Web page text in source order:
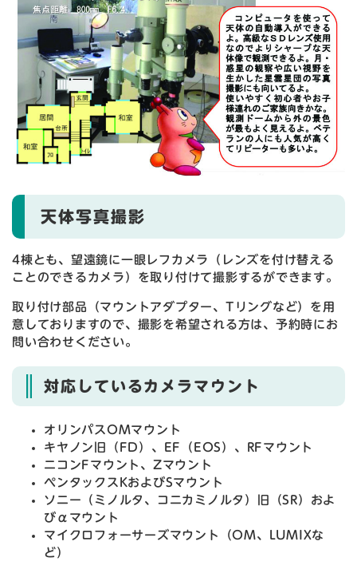
天体写真撮影
4棟とも、望遠鏡に一眼レフカメラ（レンズを付け替える
ことのできるカメラ）を取り付けて撮影するができます。
取り付け部品（マウントアダプター、Tリングなど）を用
意しておりますので、撮影を希望される方は、予約時にお
問い合わせください。
対応しているカメラマウント
オリンパスOMマウント
キヤノン旧（FD）、EF（EOS）、RFマウント
ニコンFマウント、Zマウント
ペンタックスKおよびSマウント
ソニー（ミノルタ、コニカミノルタ）旧（SR）およ
びαマウント
マイクロフォーサーズマウント（OM、LUMIXな
ど）